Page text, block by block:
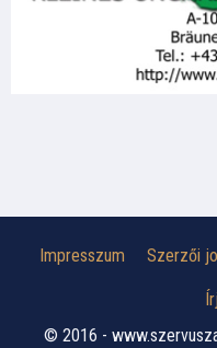
Impresszum Szerzői
© 2016 -